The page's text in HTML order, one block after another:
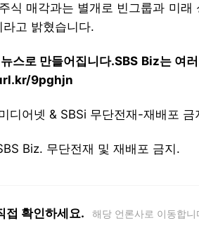
식 매각과는 별개로 빈그룹과 미
고 밝혔습니다.
스로 만들어집니다.SBS Biz는 여
9pghjn
디어넷 & SBSi 무단전재-재배포 금
Biz. 무단전재 및 재배포 금지.
접 확인하세요. 해당 언론사로 이동합니